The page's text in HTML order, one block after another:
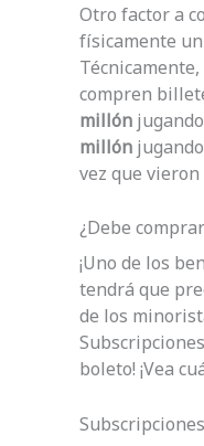
Otro factor a
físicamente
compren
millón
millón
vez que
¿Debe
¡Uno de los
tendrá que
de los
boleto! ¡Vea
Subscripciones